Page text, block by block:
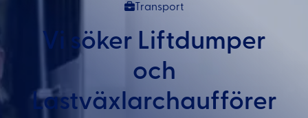
Transport
Vi söker Liftdumper
och
Lastväxlarchaufförer